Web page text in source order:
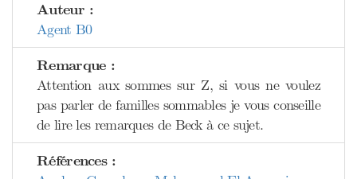
Auteur :
Agent B0
Remarque :
Attention aux sommes sur Z, si vous ne voulez
pas parler de familles sommables je vous conseille
de lire les remarques de Beck à ce sujet.
Références :